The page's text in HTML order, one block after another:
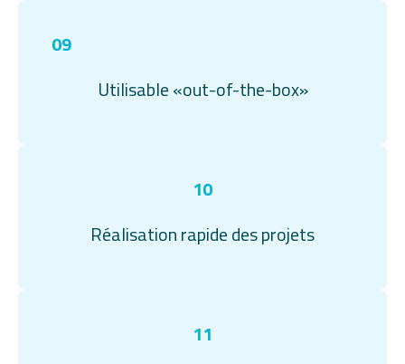
09
Utilisable «out-of-the-box»
10
Réalisation rapide des projets
11